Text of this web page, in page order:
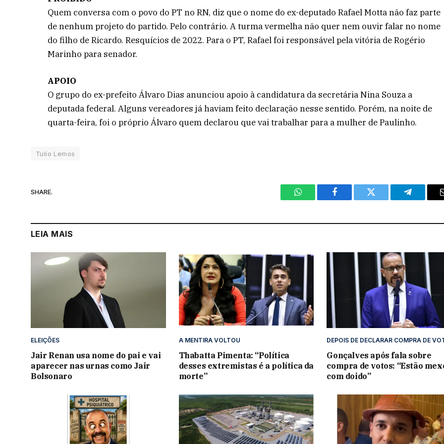
Quem conversa com o povo do PT no RN, diz que o nome do ex-deputado Rafael Motta não faz parte
de nenhum projeto do partido. Pelo contrário. A turma vermelha não quer nem ouvir falar no nome
do filho de Ricardo. Resquícios de 2022. Para o PT, Rafael foi responsável pela vitória de Rogério
Marinho para senador.
APOIO
O grupo do ex-prefeito Álvaro Dias anunciou apoio à candidatura da secretária Nina Souza a
deputada federal. Alguns vereadores já haviam feito declaração nesse sentido. Porém, na noite de
quarta-feira, foi o próprio Álvaro quem declarou que vai trabalhar para a mulher de Paulinho.
Tulio Lemos
SHARE.
WhatsAppFacebook Twitter Telegram
LEIA MAIS
ELEIÇÕES
Jair Renan usa nome do pai e vai
aparecer nas urnas como Jair
Bolsonaro
A MENTIRA VOLTOU
Thabatta Pimenta: “Política
desses extremistas é a política da
morte”
DEPOIS DE DECLARAR COMPRA DE
Gonçalves após fala sobre
compra de votos: “Estão
com doido”